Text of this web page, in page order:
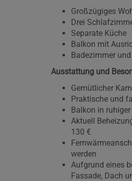
Großzügiges
Drei
Separate Küche
Balkon mit
Badezimmer
Ausstattung und
Gemütlicher
Praktische und
Balkon in
Aktuell
130 €
werden
Aufgrund eines
Fassade, Dach